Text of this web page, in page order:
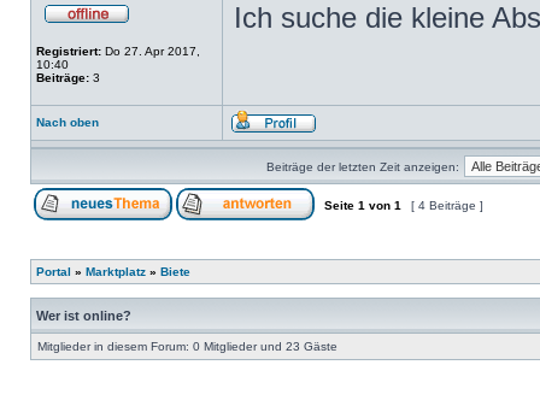
Registriert: Do 27. Apr 2017,
10:40
Beiträge: 3
Ich suche die kleine
Nach oben
Beiträge der letzten Zeit anzeigen:
Seite 1 von 1 [ 4 Beiträge ]
Portal » Marktplatz » Biete
Wer ist online?
Mitglieder in diesem Forum: 0 Mitglieder und 23 Gäste